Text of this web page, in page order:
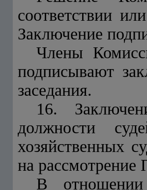
соответствии
Заключение
Члены
подписывают
заседания.
16.
должности
хозяйственных
на рассмотрение
В отношении